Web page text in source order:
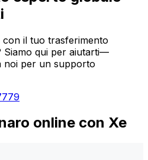
con il tuo trasferimento
Siamo qui per aiutarti—
noi per un supporto
online con Xe